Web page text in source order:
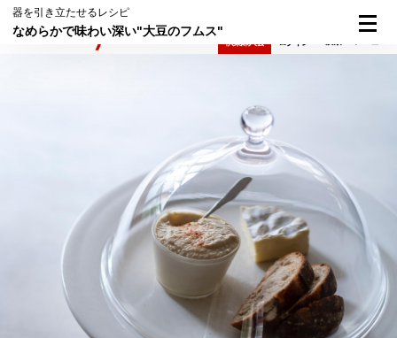
器を引き立たせるレシピ
なめらかで味わい深い"大豆のフムス"